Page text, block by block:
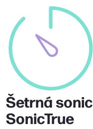
Šetrná
SonicTrue